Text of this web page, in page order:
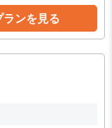
ランを見る